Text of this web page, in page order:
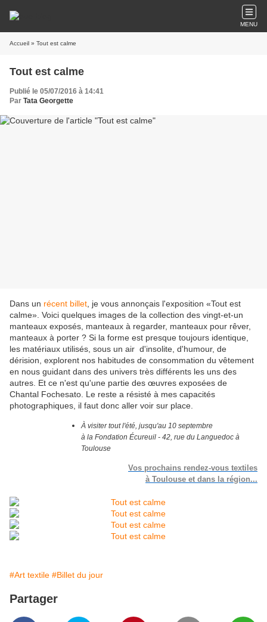
MENU
Accueil » Tout est calme
Tout est calme
Publié le 05/07/2016 à 14:41
Par Tata Georgette
Dans un récent billet , je vous annonçais l'exposition «Tout est
calme». Voici quelques images de la collection des vingt-et-un
manteaux exposés, manteaux à regarder, manteaux pour rêver,
manteaux à porter ? Si la forme est presque toujours identique,
les matériaux utilisés, sous un air d'insolite, d'humour, de
dérision, explorent nos habitudes de consommation du vêtement
en nous guidant dans des univers très différents les uns des
autres. Et ce n'est qu'une partie des œuvres exposées de
Chantal Fochesato. Le reste a résisté à mes capacités
photographiques, il faut donc aller voir sur place.
À visiter tout l'été, jusqu'au 10 septembre
à la Fondation Écureuil - 42, rue du Languedoc à
Toulouse
Vos prochains rendez-vous textiles
à Toulouse et dans la région...
#Art textile #Billet du jour
Partager